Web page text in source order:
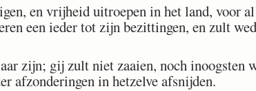
en vrijheid uitroepen in het land, voor
een ieder tot zijn bezittingen, en zult
zijn; gij zult niet zaaien, noch inoogsten
afzonderingen in hetzelve afsnijden.